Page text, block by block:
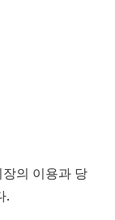
의 이용과 당
.